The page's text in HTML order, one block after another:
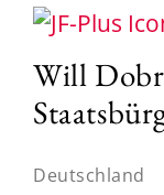
Will
Deutschland